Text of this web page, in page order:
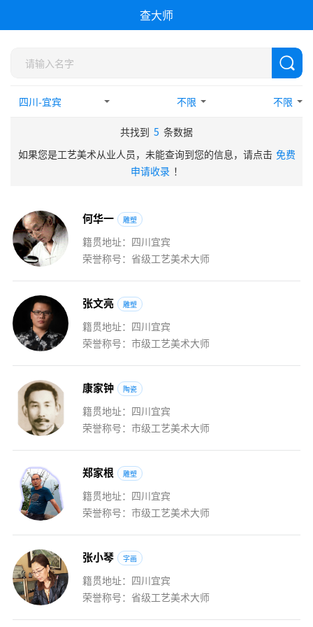
查大师
不限 不限
共找到 5 条数据
如果您是工艺美术从业人员，未能查询到您的信息，请点击 免费
申请收录 ！
何华一 雕塑
籍贯地址：四川宜宾
荣誉称号：省级工艺美术大师
张文亮 雕塑
籍贯地址：四川宜宾
荣誉称号：市级工艺美术大师
康家钟 陶瓷
籍贯地址：四川宜宾
荣誉称号：市级工艺美术大师
郑家根 雕塑
籍贯地址：四川宜宾
荣誉称号：市级工艺美术大师
张小琴 字画
籍贯地址：四川宜宾
荣誉称号：省级工艺美术大师